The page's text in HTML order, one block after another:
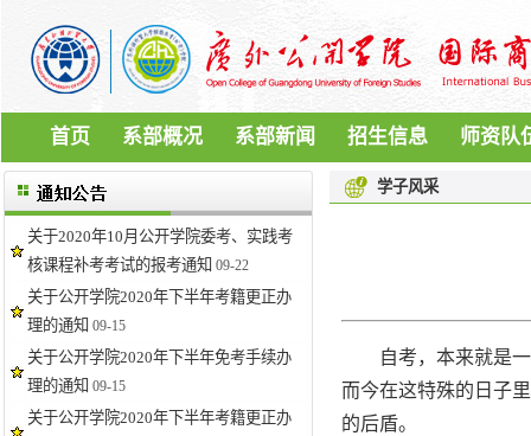
首页 系部概况 系部新闻 招生信息 师资队
关于2020年10月公开学院委考、实践考
核课程补考考试的报考通知 09-22
关于公开学院2020年下半年考籍更正办
理的通知 09-15
关于公开学院2020年下半年免考手续办
理的通知 09-15
关于公开学院2020年下半年考籍更正办
学子风采
自考，本来就是一
而今在这特殊的日子
的后盾。